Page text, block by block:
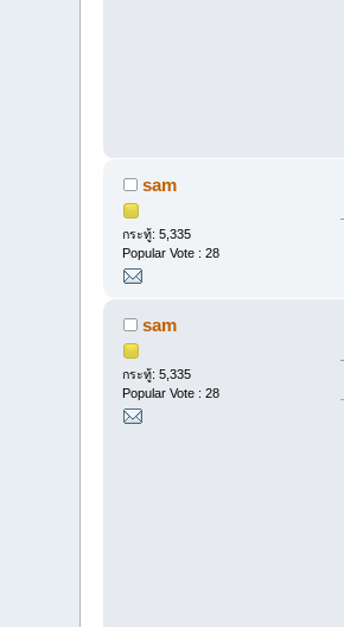
sam
กระทู้: 5,335
Popular Vote : 28
sam
กระทู้: 5,335
Popular Vote : 28